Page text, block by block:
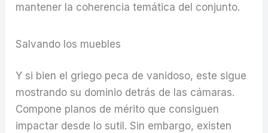
mantener la coherencia temática del conjunto.
Salvando los muebles
Y si bien el griego peca de vanidoso, este sigue
mostrando su dominio detrás de las cámaras.
Compone planos de mérito que consiguen
impactar desde lo sutil. Sin embargo, existen